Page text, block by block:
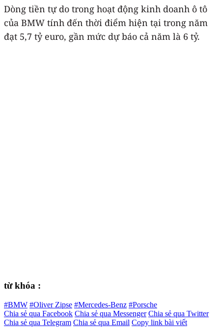
Dòng tiền tự do trong hoạt động kinh doanh ô tô
của BMW tính đến thời điểm hiện tại trong năm
đạt 5,7 tỷ euro, gần mức dự báo cả năm là 6 tỷ.
từ khóa :
#BMW #Oliver Zipse #Mercedes-Benz #Porsche
Chia sẻ qua Facebook Chia sẻ qua Messenger Chia sẻ qua Twitter
Chia sẻ qua Telegram Chia sẻ qua Email Copy link bài viết